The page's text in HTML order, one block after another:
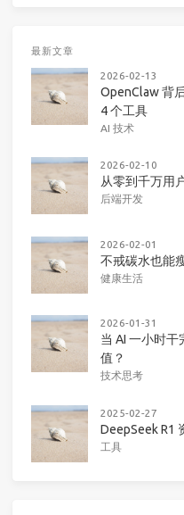
最新文章
2026-02-13
OpenClaw 背
4 个工具
AI 技术
2026-02-10
从零到千万用
后端开发
2026-02-01
不戒碳水也能
健康生活
2026-01-31
当 AI 一小时
值？
技术思考
2025-02-27
DeepSeek R1
工具